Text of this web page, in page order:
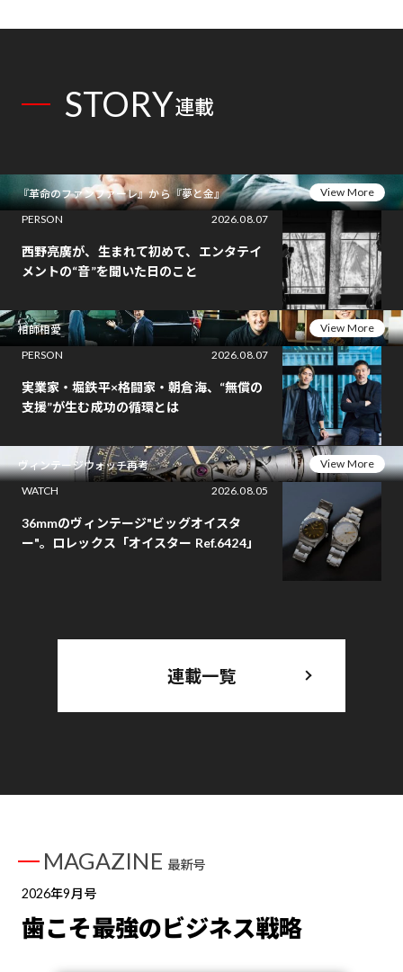
STORY連載
『革命のファンファーレ』から『夢と金』
View More
PERSON
2026.08.07
西野亮廣が、生まれて初めて、エンタテイ
メントの“音”を聞いた日のこと
相師相愛
View More
PERSON
2026.08.07
実業家・堀鉄平×格闘家・朝倉海、“無償の
支援”が生む成功の循環とは
ヴィンテージウォッチ再考
View More
WATCH
2026.08.05
36mmのヴィンテージ"ビッグオイスタ
ー"。ロレックス「オイスター Ref.6424」
連載一覧
MAGAZINE 最新号
2026年9月号
歯こそ最強のビジネス戦略